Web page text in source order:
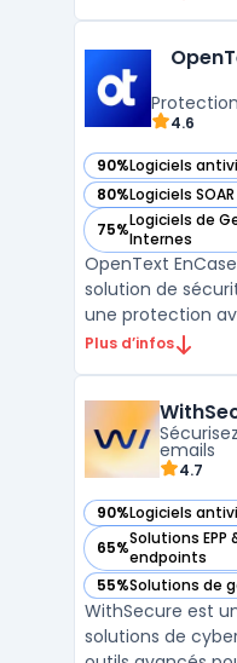
4.6
90%Logiciels
— voir OpenText
80%Logiciels
— voir OpenText
75%Logiciels de
Internes
— voir OpenText
OpenText
solution de
une protection
contre les
logiciel analyse
suspects sur les
Plus d’infos
emails
4.7
90%Logiciels
— voir
65%Solutions EPP
endpoints
— voir WithSecure
55%Solutions de
— voir
WithSecure est
solutions de